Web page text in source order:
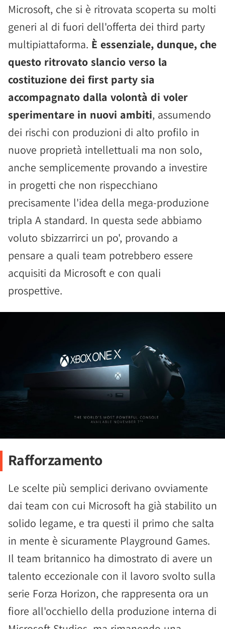
Microsoft, che si è ritrovata scoperta su molti
generi al di fuori dell'offerta dei third party
multipiattaforma. È essenziale, dunque, che
questo ritrovato slancio verso la
costituzione dei first party sia
accompagnato dalla volontà di voler
sperimentare in nuovi ambiti, assumendo
dei rischi con produzioni di alto profilo in
nuove proprietà intellettuali ma non solo,
anche semplicemente provando a investire
in progetti che non rispecchiano
precisamente l'idea della mega-produzione
tripla A standard. In questa sede abbiamo
voluto sbizzarrirci un po', provando a
pensare a quali team potrebbero essere
acquisiti da Microsoft e con quali
prospettive.
Rafforzamento
Le scelte più semplici derivano ovviamente
dai team con cui Microsoft ha già stabilito un
solido legame, e tra questi il primo che salta
in mente è sicuramente Playground Games.
Il team britannico ha dimostrato di avere un
talento eccezionale con il lavoro svolto sulla
serie Forza Horizon, che rappresenta ora un
fiore all'occhiello della produzione interna di